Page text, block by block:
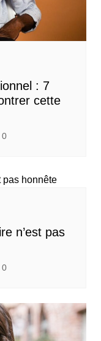
: 7
cette
0
n’est pas
0